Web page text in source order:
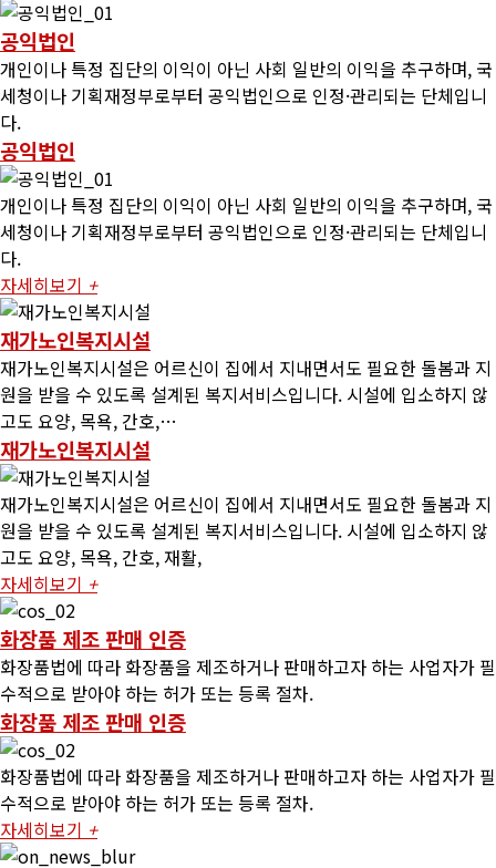
공익법인
개인이나 특정 집단의 이익이 아닌 사회 일반의 이익을 추구하며, 국
세청이나 기획재정부로부터 공익법인으로 인정·관리되는 단체입니
다.
공익법인
개인이나 특정 집단의 이익이 아닌 사회 일반의 이익을 추구하며, 국
세청이나 기획재정부로부터 공익법인으로 인정·관리되는 단체입니
다.
자세히보기 +
재가노인복지시설
재가노인복지시설은 어르신이 집에서 지내면서도 필요한 돌봄과 지
원을 받을 수 있도록 설계된 복지서비스입니다. 시설에 입소하지 않
고도 요양, 목욕, 간호,…
재가노인복지시설
재가노인복지시설은 어르신이 집에서 지내면서도 필요한 돌봄과 지
원을 받을 수 있도록 설계된 복지서비스입니다. 시설에 입소하지 않
고도 요양, 목욕, 간호, 재활,
자세히보기 +
화장품 제조 판매 인증
화장품법에 따라 화장품을 제조하거나 판매하고자 하는 사업자가 필
수적으로 받아야 하는 허가 또는 등록 절차.
화장품 제조 판매 인증
화장품법에 따라 화장품을 제조하거나 판매하고자 하는 사업자가 필
수적으로 받아야 하는 허가 또는 등록 절차.
자세히보기 +